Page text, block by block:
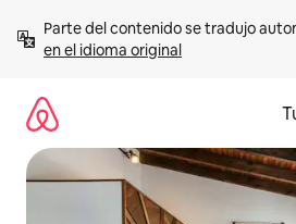
contenido
Parte del contenido se tradujo
en el idioma original